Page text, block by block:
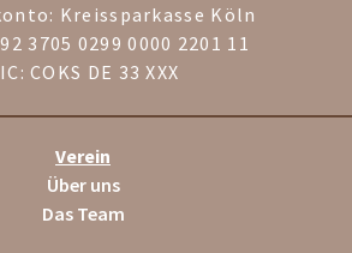
Kreissparkasse Köln
3705 0299 0000 2201 11
COKS DE 33 XXX
Verein
Über uns
Das Team